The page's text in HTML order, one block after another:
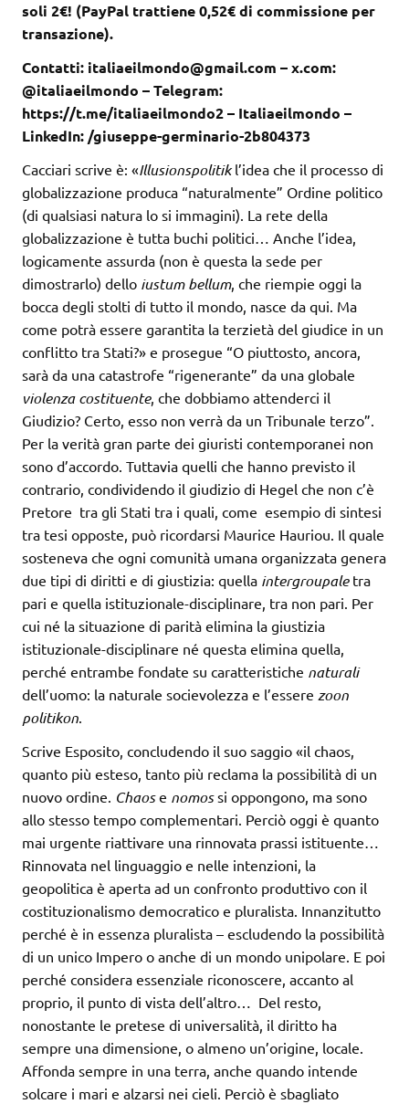
soli 2€! (PayPal trattiene 0,52€ di commissione per
transazione).
Contatti: italiaeilmondo@gmail.com – x.com:
@italiaeilmondo – Telegram:
https://t.me/italiaeilmondo2 – Italiaeilmondo –
LinkedIn: /giuseppe-germinario-2b804373
Cacciari scrive è: «Illusionspolitikl’idea che il processo di
globalizzazione produca “naturalmente” Ordine politico
(di qualsiasi natura lo si immagini). La rete della
globalizzazione è tutta buchi politici… Anche l’idea,
logicamente assurda (non è questa la sede per
dimostrarlo) dello iustum bellum, che riempie oggi la
bocca degli stolti di tutto il mondo, nasce da qui. Ma
come potrà essere garantita la terzietà del giudice in un
conflitto tra Stati?» e prosegue “O piuttosto, ancora,
sarà da una catastrofe “rigenerante” da una globale
violenza costituente, che dobbiamo attenderci il
Giudizio? Certo, esso non verrà da un Tribunale terzo”.
Per la verità gran parte dei giuristi contemporanei non
sono d’accordo. Tuttavia quelli che hanno previsto il
contrario, condividendo il giudizio di Hegel che non c’è
Pretore tra gli Stati tra i quali, come esempio di sintesi
tra tesi opposte, può ricordarsi Maurice Hauriou. Il quale
sosteneva che ogni comunità umana organizzata genera
due tipi di diritti e di giustizia: quella intergroupale tra
pari e quella istituzionale-disciplinare, tra non pari. Per
cui né la situazione di parità elimina la giustizia
istituzionale-disciplinare né questa elimina quella,
perché entrambe fondate su caratteristiche naturali
dell’uomo: la naturale socievolezza e l’essere zoon
politikon.
Scrive Esposito, concludendo il suo saggio «il chaos,
quanto più esteso, tanto più reclama la possibilità di un
nuovo ordine. Chaose nomossi oppongono, ma sono
allo stesso tempo complementari. Perciò oggi è quanto
mai urgente riattivare una rinnovata prassi istituente…
Rinnovata nel linguaggio e nelle intenzioni, la
geopolitica è aperta ad un confronto produttivo con il
costituzionalismo democratico e pluralista. Innanzitutto
perché è in essenza pluralista – escludendo la possibilità
di un unico Impero o anche di un mondo unipolare. E poi
perché considera essenziale riconoscere, accanto al
proprio, il punto di vista dell’altro… Del resto,
nonostante le pretese di universalità, il diritto ha
sempre una dimensione, o almeno un’origine, locale.
Affonda sempre in una terra, anche quando intende
solcare i mari e alzarsi nei cieli. Perciò è sbagliato